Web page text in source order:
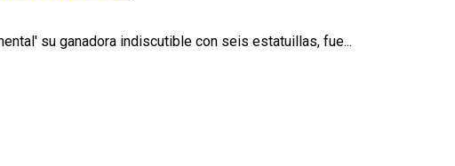
su ganadora indiscutible con seis estatuillas, fue...